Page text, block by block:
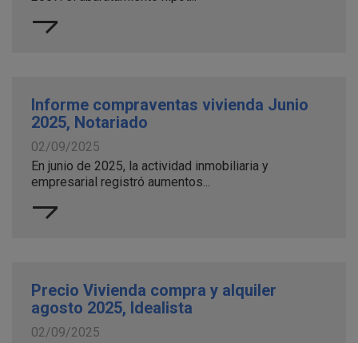
Informe compraventas vivienda Junio
2025, Notariado
02/09/2025
En junio de 2025, la actividad inmobiliaria y
empresarial registró aumentos...
Precio Vivienda compra y alquiler
agosto 2025, Idealista
02/09/2025